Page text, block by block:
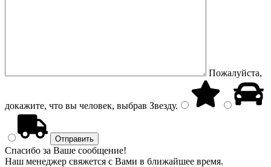
Пожалуйста,
докажите, что вы человек, выбрав Звезду.
Спасибо за Ваше сообщение!
Наш менеджер свяжется с Вами в ближайшее время.